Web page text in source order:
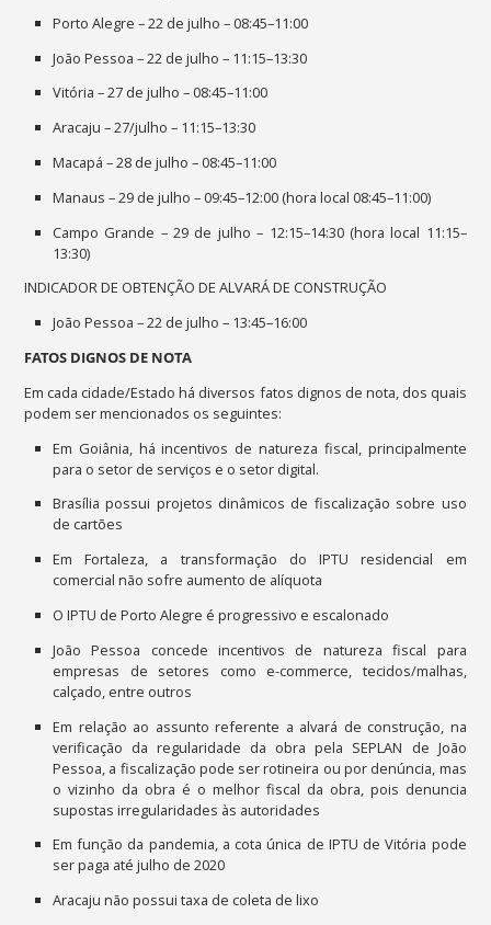
Porto Alegre – 22 de julho – 08:45–11:00
João Pessoa – 22 de julho – 11:15–13:30
Vitória – 27 de julho – 08:45–11:00
Aracaju – 27/julho – 11:15–13:30
Macapá – 28 de julho – 08:45–11:00
Manaus – 29 de julho – 09:45–12:00 (hora local 08:45–11:00)
Campo Grande – 29 de julho – 12:15–14:30 (hora local 11:15–
13:30)
INDICADOR DE OBTENÇÃO DE ALVARÁ DE CONSTRUÇÃO
João Pessoa – 22 de julho – 13:45–16:00
FATOS DIGNOS DE NOTA
Em cada cidade/Estado há diversos fatos dignos de nota, dos quais
podem ser mencionados os seguintes:
Em Goiânia, há incentivos de natureza fiscal, principalmente
para o setor de serviços e o setor digital.
Brasília possui projetos dinâmicos de fiscalização sobre uso
de cartões
Em Fortaleza, a transformação do IPTU residencial em
comercial não sofre aumento de alíquota
O IPTU de Porto Alegre é progressivo e escalonado
João Pessoa concede incentivos de natureza fiscal para
empresas de setores como e-commerce, tecidos/malhas,
calçado, entre outros
Em relação ao assunto referente a alvará de construção, na
verificação da regularidade da obra pela SEPLAN de João
Pessoa, a fiscalização pode ser rotineira ou por denúncia, mas
o vizinho da obra é o melhor fiscal da obra, pois denuncia
supostas irregularidades às autoridades
Em função da pandemia, a cota única de IPTU de Vitória pode
ser paga até julho de 2020
Aracaju não possui taxa de coleta de lixo